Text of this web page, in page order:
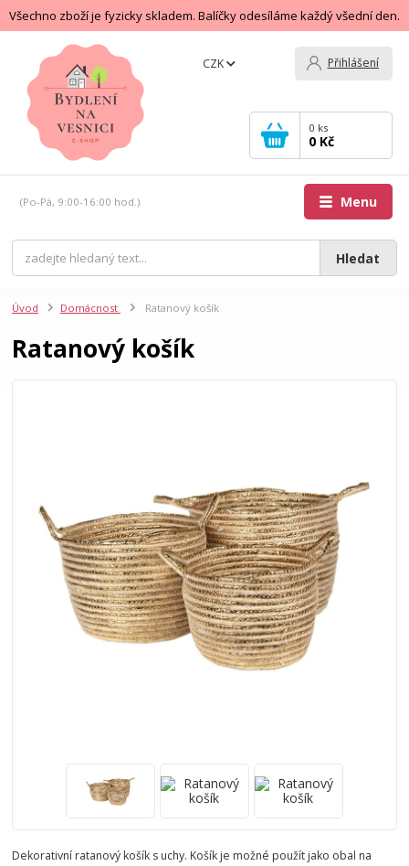
Všechno zboží je fyzicky skladem. Balíčky odesíláme každý všední den.
Menu
CZK Přihlášení
Hledat
(Po-Pá, 9:00-16:00 hod.)
0 ks
0 Kč
Úvod Domácnost Ratanový košík
Ratanový košík
Dekorativní ratanový košík s uchy. Košík je možné použít jako obal na